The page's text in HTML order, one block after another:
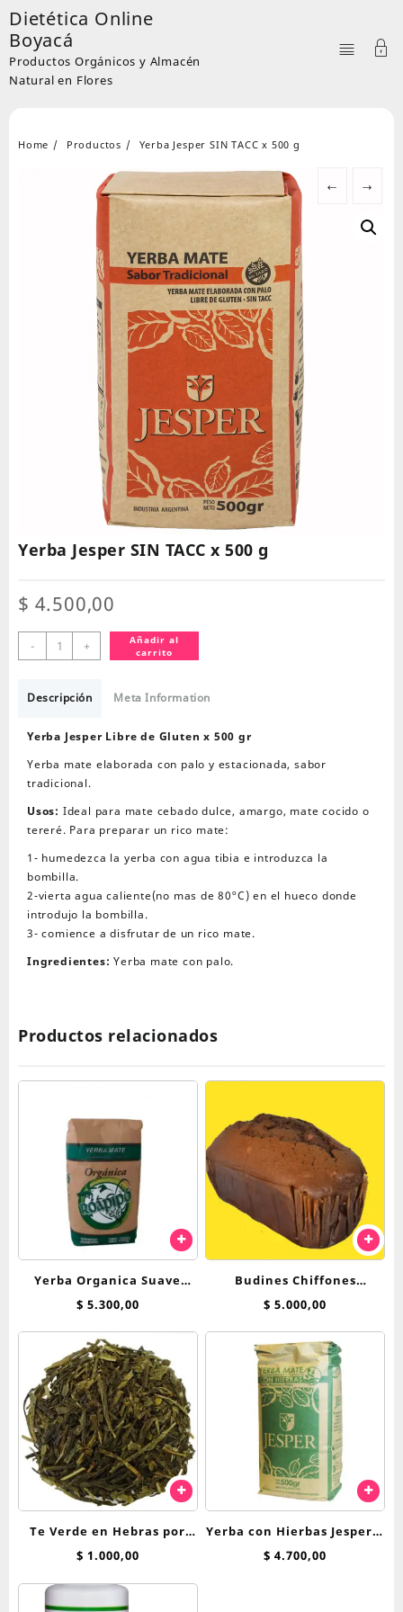
Skip
to
content
Dietética Online
Boyacá
Productos Orgánicos y Almacén
Natural en Flores
Home Productos Yerba Jesper SIN TACC x 500 g
← →
Yerba Jesper SIN TACC x 500 g
$ 4.500,00
-
Yerba
Jesper
TACC
500
cantidad
+
Añadir al
carrito
Descripción Meta Information
Yerba Jesper Libre de Gluten x 500 gr
Yerba mate elaborada con palo y estacionada, sabor
tradicional.
Usos: Ideal para mate cebado dulce, amargo, mate cocido o
tereré. Para preparar un rico mate:
1- humedezca la yerba con agua tibia e introduzca la
bombilla.
2-vierta agua caliente(no mas de 80ºC) en el hueco donde
introdujo la bombilla.
3- comience a disfrutar de un rico mate.
Ingredientes:Yerba mate con palo.
Productos relacionados
Yerba Organica Suave
Roapipo x 500 g
$ 5.300,00
Budines Chiffones
Breadnet
$ 5.000,00
Te Verde en Hebras por
100 Grs
$ 1.000,00
Yerba con Hierbas Jesper x
500 g Menta, Peperina y
$ 4.700,00